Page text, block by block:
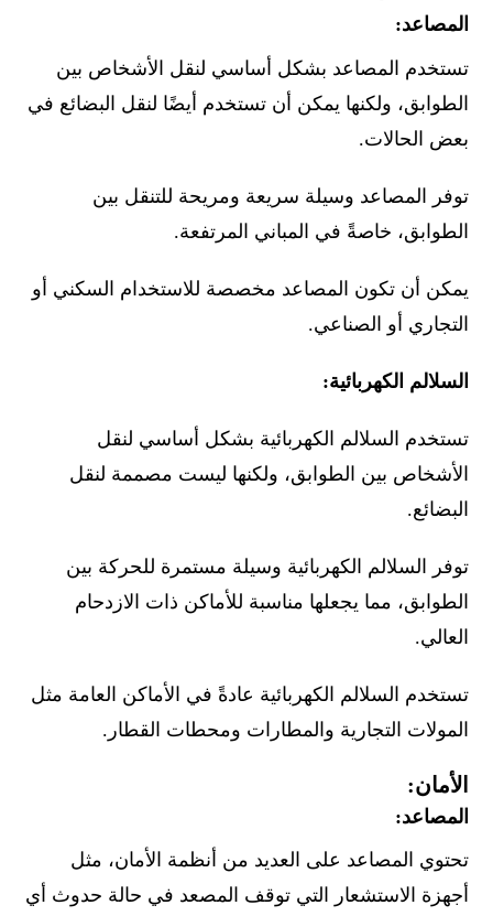
المصاعد:
تستخدم المصاعد بشكل أساسي لنقل الأشخاص بين
الطوابق، ولكنها يمكن أن تستخدم أيضًا لنقل البضائع في
بعض الحالات.
توفر المصاعد وسيلة سريعة ومريحة للتنقل بين
الطوابق، خاصةً في المباني المرتفعة.
يمكن أن تكون المصاعد مخصصة للاستخدام السكني أو
التجاري أو الصناعي.
السلالم الكهربائية:
تستخدم السلالم الكهربائية بشكل أساسي لنقل
الأشخاص بين الطوابق، ولكنها ليست مصممة لنقل
البضائع.
توفر السلالم الكهربائية وسيلة مستمرة للحركة بين
الطوابق، مما يجعلها مناسبة للأماكن ذات الازدحام
العالي.
تستخدم السلالم الكهربائية عادةً في الأماكن العامة مثل
المولات التجارية والمطارات ومحطات القطار.
الأمان:
المصاعد:
تحتوي المصاعد على العديد من أنظمة الأمان، مثل
أجهزة الاستشعار التي توقف المصعد في حالة حدوث أي